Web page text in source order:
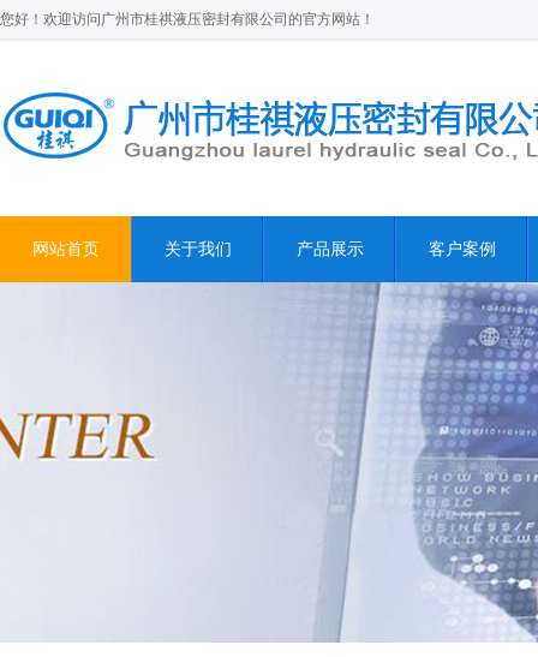
您好！欢迎访问广州市桂祺液压密封有限公司的官方网站！
网站首页 关于我们 产品展示 客户案例